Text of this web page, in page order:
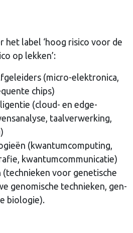
het label ‘hoog risico voor de
op lekken’:
(micro-elektronica,
chips)
(cloud- en edge-
taalverwerking,
(kwantumcomputing,
kwantumcommunicatie)
voor genetische
genomische technieken, gen-
biologie).